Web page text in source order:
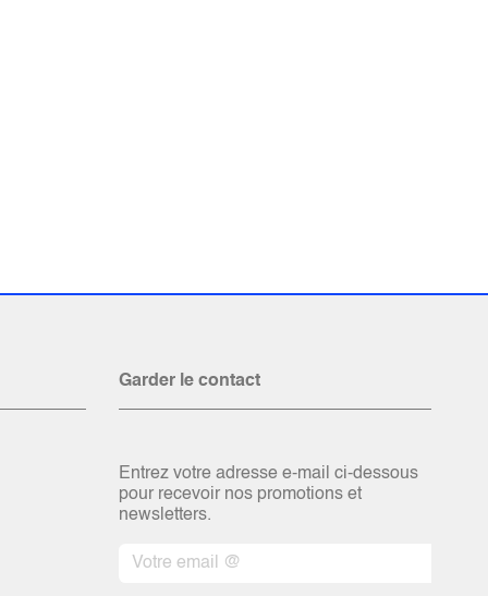
Garder le contact
Entrez votre adresse e-mail ci-dessous
pour recevoir nos promotions et
newsletters.